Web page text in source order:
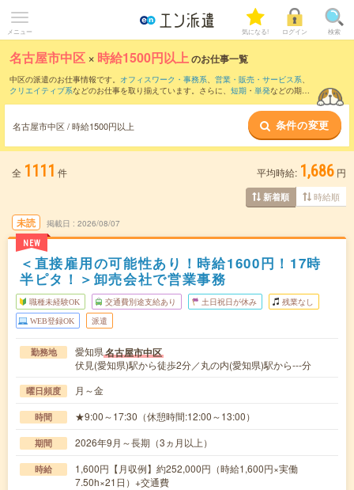
メニュー 気になる! ログイン 検索
名古屋市中区 × 時給1500円以上のお仕事一覧
中区の派遣のお仕事情報です。 オフィスワーク・事務系、 営業・販売・サービス系、
クリエイティブ系などのお仕事を取り揃えています。さらに、 短期 ・ 単発などの期間
名古屋市中区 / 時給1500円以上 条件の変更
全 1111 件 平均時給: 1,686 円
新着順 時給順
未読
NEW
掲載日 2026/08/07
＜直接雇用の可能性あり！時給1600円！17時
半ピタ！＞卸売会社で営業事務
職種未経験OK 交通費別途支給あり 土日祝日が休み 残業なし
WEB登録OK 派遣
勤務地 愛知県名古屋市中区
伏見(愛知県)駅から徒歩2分／丸の内(愛知県)駅から---分
曜日頻度 月～金
時間 ★9:00～17:30（休憩時間:12:00～13:00）
期間 2026年9月～長期（3ヵ月以上）
時給
1,600円【月収例】約252,000円（時給1,600円×実働
7.50h×21日）+交通費